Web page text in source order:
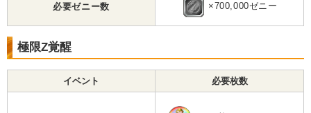
必要ゼニー数 ×700,000ゼニー
極限Z覚醒
イベント 必要枚数